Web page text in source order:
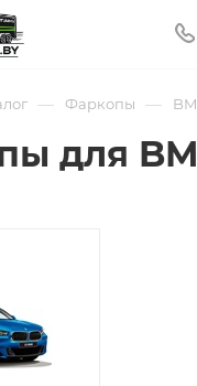
— Фаркопы —
для